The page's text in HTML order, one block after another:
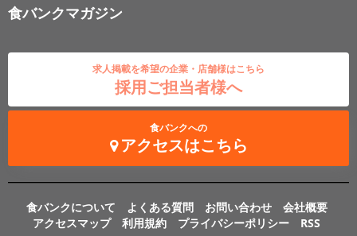
食バンクマガジン
求人掲載を希望の企業・店舗様はこちら
採用ご担当者様へ
食バンクへの
アクセスはこちら
食バンクについて よくある質問 お問い合わせ
会社概要
アクセスマップ
利用規約 プライバシーポリシー RSS